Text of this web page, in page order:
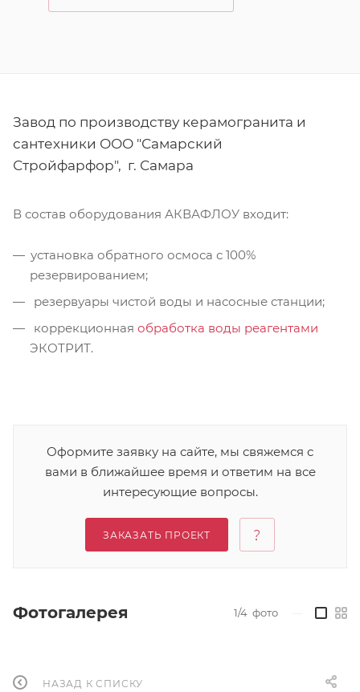
Завод по производству керамогранита и
сантехники ООО "Самарский
Стройфарфор", г. Самара
В состав оборудования АКВАФЛОУ входит:
установка обратного осмоса с 100%
резервированием;
резервуары чистой воды и насосные станции;
коррекционная обработка воды реагентами
ЭКОТРИТ.
Оформите заявку на сайте, мы свяжемся с
вами в ближайшее время и ответим на все
интересующие вопросы.
ЗАКАЗАТЬ ПРОЕКТ
Фотогалерея 1/4 фото
НАЗАД К СПИСКУ